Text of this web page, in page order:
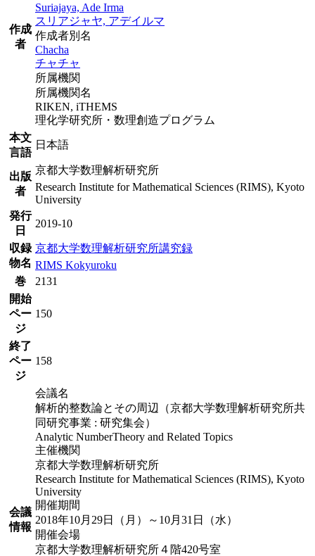
作成
者
Suriajaya, Ade Irma
スリアジャヤ, アデイルマ
作成者別名
Chacha
チャチャ
所属機関
所属機関名
RIKEN, iTHEMS
理化学研究所・数理創造プログラム
本文
言語
日本語
出版
者
京都大学数理解析研究所
Research Institute for Mathematical Sciences (RIMS), Kyoto
University
発行
日
2019-10
収録
物名
京都大学数理解析研究所講究録
RIMS Kokyuroku
巻
2131
開始
ペー
ジ
150
終了
ペー
ジ
158
会議
情報
会議名
解析的整数論とその周辺（京都大学数理解析研究所共
同研究事業 : 研究集会）
Analytic NumberTheory and Related Topics
主催機関
京都大学数理解析研究所
Research Institute for Mathematical Sciences (RIMS), Kyoto
University
開催期間
2018年10月29日（月）～10月31日（水）
開催会場
京都大学数理解析研究所４階420号室